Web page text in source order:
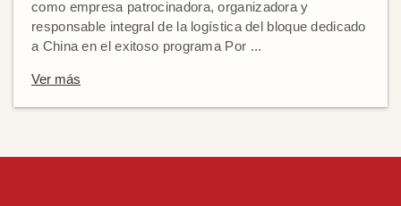
como empresa patrocinadora, organizadora y
responsable integral de la logística del bloque dedicado
a China en el exitoso programa Por ...
Ver más